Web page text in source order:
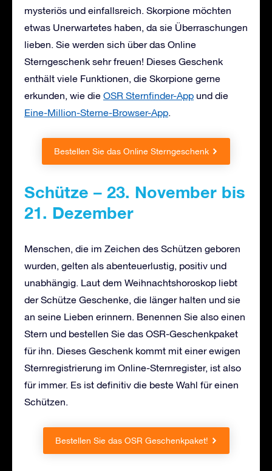
mysteriös und einfallsreich. Skorpione möchten
etwas Unerwartetes haben, da sie Überraschungen
lieben. Sie werden sich über das Online
Sterngeschenk sehr freuen! Dieses Geschenk
enthält viele Funktionen, die Skorpione gerne
erkunden, wie die OSR Sternfinder-App und die
Eine-Million-Sterne-Browser-App.
Bestellen Sie das Online Sterngeschenk
Schütze – 23. November bis
21. Dezember
Menschen, die im Zeichen des Schützen geboren
wurden, gelten als abenteuerlustig, positiv und
unabhängig. Laut dem Weihnachtshoroskop liebt
der Schütze Geschenke, die länger halten und sie
an seine Lieben erinnern. Benennen Sie also einen
Stern und bestellen Sie das OSR-Geschenkpaket
für ihn. Dieses Geschenk kommt mit einer ewigen
Sternregistrierung im Online-Sternregister, ist also
für immer. Es ist definitiv die beste Wahl für einen
Schützen.
Bestellen Sie das OSR Geschenkpaket!